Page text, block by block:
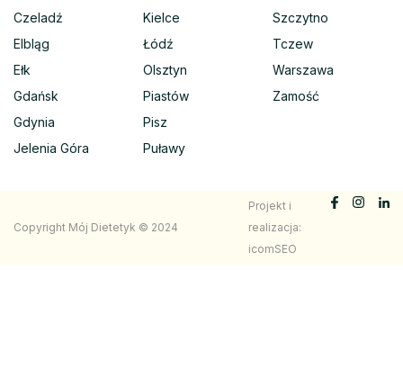
Czeladź
Elbląg
Ełk
Gdańsk
Gdynia
Jelenia Góra
Kielce
Łódź
Olsztyn
Piastów
Pisz
Puławy
Szczytno
Tczew
Warszawa
Zamość
Copyright Mój Dietetyk © 2024
Projekt i
realizacja:
icomSEO